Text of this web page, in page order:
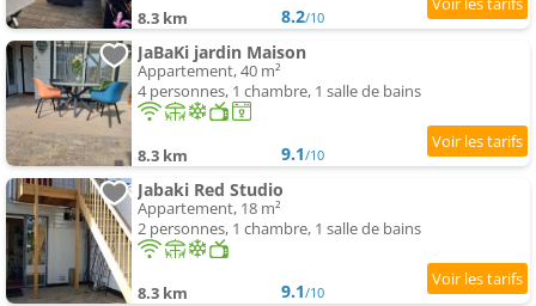
8.3 km 8.2/10
JaBaKi jardin Maison
Appartement, 40 m²
4 personnes, 1 chambre, 1 salle de bains
8.3 km 9.1/10
Jabaki Red Studio
Appartement, 18 m²
2 personnes, 1 chambre, 1 salle de bains
8.3 km 9.1/10